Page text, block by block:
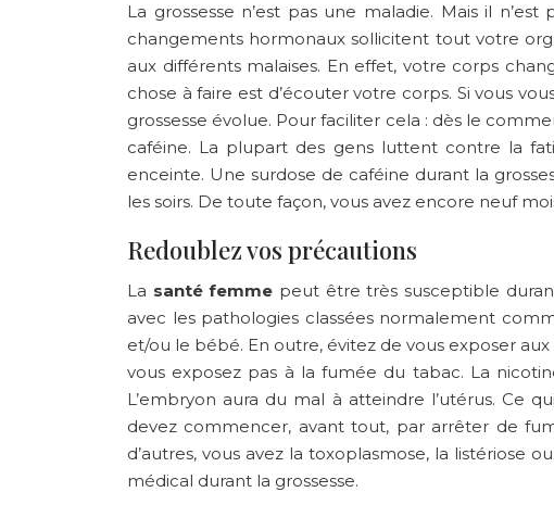
La grossesse n’est pas une maladie. Mais il
changements hormonaux sollicitent tout votre
aux différents malaises. En effet, votre corps
chose à faire est d’écouter votre corps. Si vous
grossesse évolue. Pour faciliter cela : dès le
caféine. La plupart des gens luttent contre la
enceinte. Une surdose de caféine durant la
les soirs. De toute façon, vous avez encore neuf
Redoublez vos précautions
La santé femme peut être très susceptible
avec les pathologies classées normalement
et/ou le bébé. En outre, évitez de vous exposer
vous exposez pas à la fumée du tabac. La
L’embryon aura du mal à atteindre l’utérus. Ce
devez commencer, avant tout, par arrêter de
d’autres, vous avez la toxoplasmose, la listériose
médical durant la grossesse.